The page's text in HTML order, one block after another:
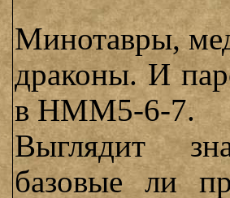
Минотавры,
драконы. И
в НММ5-6-7.
Выглядит
базовые ли